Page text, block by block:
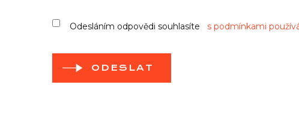
Odesláním odpovědi souhlasíte s podmínkami
ODESLAT